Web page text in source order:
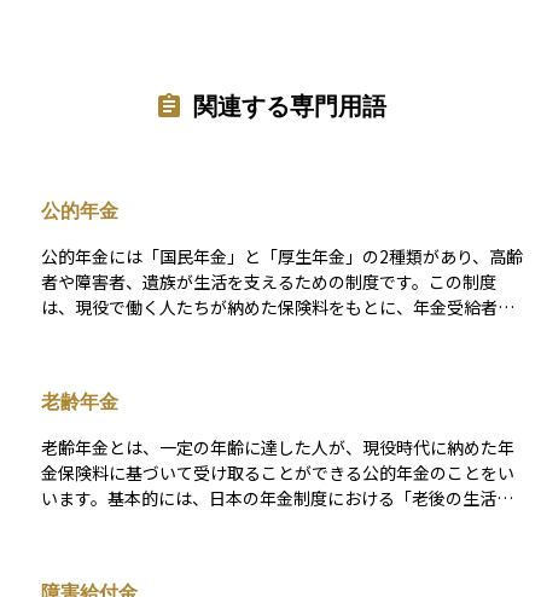
関連する専門用語
公的年金
公的年金には「国民年金」と「厚生年金」の2種類があり、高齢
者や障害者、遺族が生活を支えるための制度です。この制度
は、現役で働く人たちが納めた保険料をもとに、年金受給者に
ら老齢基礎年金を受け取ることができます。また、障害を負っ
た場合や生計を支える人が亡くなった場合には、障害基礎年金
や遺族基礎年金を受け取ることができます。 厚生年金は、会社
員や公務員が対象の制度で、国民年金に追加で加入する形にな
ります。保険料は給与に応じて決まり、支払った分に応じて将
き、老齢厚生年金のほかに、障害厚生年金や遺族厚生年金もあ
老齢年金
老齢年金とは、一定の年齢に達した人が、現役時代に納めた年
金保険料に基づいて受け取ることができる公的年金のことをい
います。基本的には、日本の年金制度における「老後の生活を